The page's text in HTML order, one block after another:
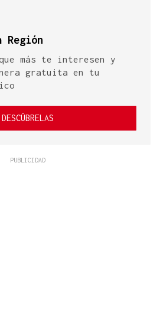
Región
más te interesen y
gratuita en tu
DESCÚBRELAS